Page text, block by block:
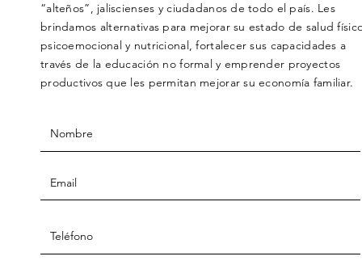
“alteños”, jaliscienses y ciudadanos de todo el país. Les
brindamos alternativas para mejorar su estado de salud
psicoemocional y nutricional, fortalecer sus capacidades a
través de la educación no formal y emprender proyectos
productivos que les permitan mejorar su economía familiar.